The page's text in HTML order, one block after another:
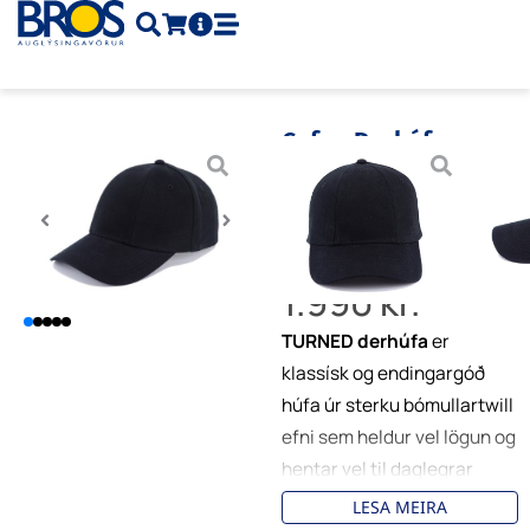
Skip
Cofee Derhúfa
„TURNED“
Vnr.
Vöruflokkur
Húfur
Brand:
1.990kr.
TURNED derhúfaer
klassísk og endingargóð
húfa úr sterku bómullartwill
efni sem heldur vel lögun og
hentar vel til daglegrar
notkunar. Hún er þægileg í
LESA MEIRA